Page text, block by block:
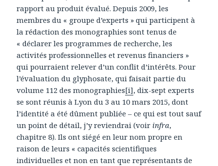
rapport au produit évalué. Depuis 2009, les
membres du « groupe d’experts » qui participent à
la rédaction des monographies sont tenus de
« déclarer les programmes de recherche, les
activités professionnelles et revenus financiers »
qui pourraient relever d’un conflit d’intérêts. Pour
l’évaluation du glyphosate, qui faisait partie du
volume 112 des monographies[i], dix-sept experts
se sont réunis à Lyon du 3 au 10 mars 2015, dont
l’identité a été dûment publiée – ce qui est tout sauf
un point de détail, j’y reviendrai (voir infra,
chapitre 8). Ils ont siégé en leur nom propre en
raison de leurs « capacités scientifiques
individuelles et non en tant que représentants de